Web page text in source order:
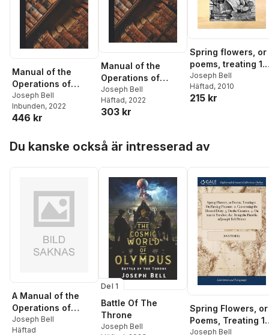
Manual of the
Operations of
Surgery
Joseph Bell
Inbunden, 2022
446 kr
Manual of the
Operations of
Surgery
Joseph Bell
Häftad, 2022
303 kr
Spring flowers, or
poems, treating 1.
On passing
pleasure. 2.
Concerning the
&c. Being the
Joseph Bell
Häftad, 2010
215 kr
Du kanske också är intresserad av
A Manual of the
Operations of
Surgery
Joseph Bell
Häftad
Del 1
Battle Of The
Throne
Joseph Bell
Spring Flowers, or
Poems, Treating 1.
On Passing
Joseph Bell